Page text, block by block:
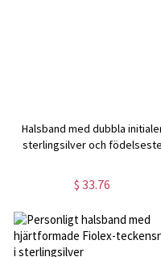
Halsband med dubbla
sterlingsilver och
$ 33.76